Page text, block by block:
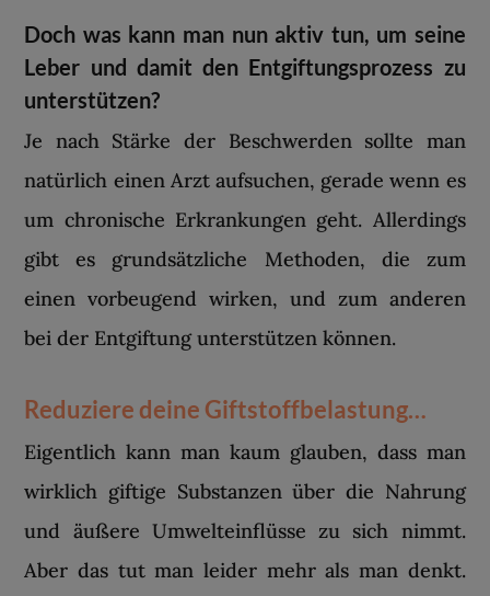
Doch was kann man nun aktiv tun, um seine
Leber und damit den Entgiftungsprozess zu
unterstützen?
Je nach Stärke der Beschwerden sollte man
natürlich einen Arzt aufsuchen, gerade wenn es
um chronische Erkrankungen geht. Allerdings
gibt es grundsätzliche Methoden, die zum
einen vorbeugend wirken, und zum anderen
bei der Entgiftung unterstützen können.
Reduziere deine Giftstoffbelastung…
Eigentlich kann man kaum glauben, dass man
wirklich giftige Substanzen über die Nahrung
und äußere Umwelteinflüsse zu sich nimmt.
Aber das tut man leider mehr als man denkt.